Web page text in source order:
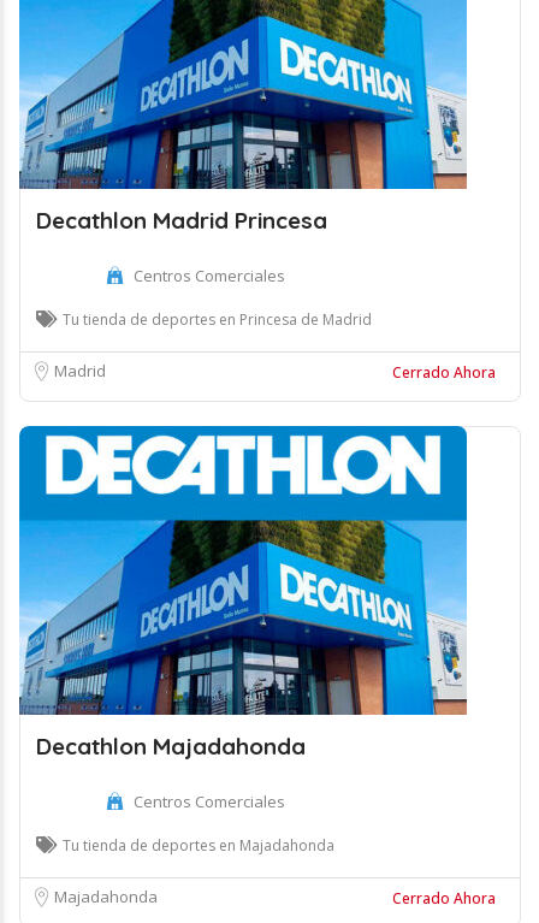
Decathlon Madrid Princesa
Centros Comerciales
Tu tienda de deportes en Princesa de Madrid
Madrid Cerrado Ahora
Decathlon Majadahonda
Centros Comerciales
Tu tienda de deportes en Majadahonda
Majadahonda Cerrado Ahora